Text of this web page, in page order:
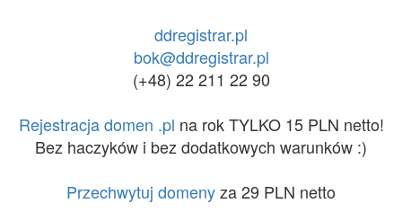
ddregistrar.pl
bok@ddregistrar.pl
(+48) 22 211 22 90
Rejestracja domen .pl na rok TYLKO 15 PLN netto!
Bez haczyków i bez dodatkowych warunków :)
Przechwytuj domenyza 29 PLN netto